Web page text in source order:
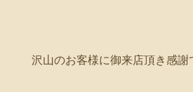
沢山のお客様に御来店頂き感謝